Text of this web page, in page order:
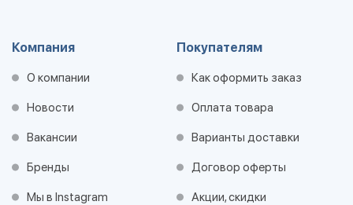
Компания
О компании
Новости
Вакансии
Бренды
Мы в Instagram
Покупателям
Как оформить заказ
Оплата товара
Варианты доставки
Договор оферты
Акции, скидки